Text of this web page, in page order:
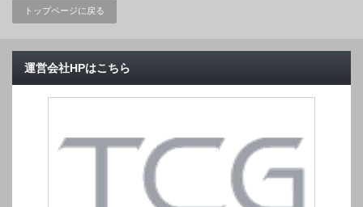
トップページに戻る
運営会社HPはこちら